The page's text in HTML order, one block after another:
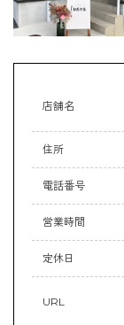
店舗名
住所
電話番号
営業時間
定休日
URL